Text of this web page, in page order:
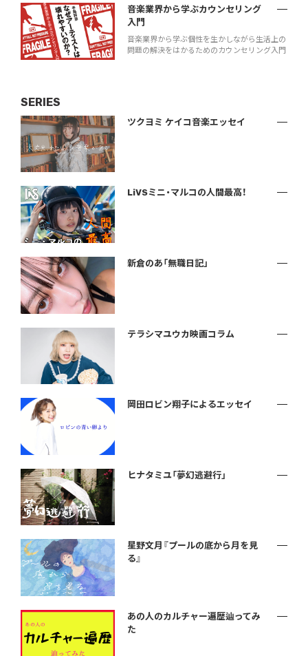
音楽業界から学ぶカウンセリング
入門
音楽業界から学ぶ個性を生かしながら生活上の
問題の解決をはかるためのカウンセリング入門
SERIES
ツクヨミ ケイコ音楽エッセイ
LiVSミニ・マルコの人間最高！
新倉のあ「無職日記」
テラシマユウカ映画コラム
岡田ロビン翔子によるエッセイ
ヒナタミユ「夢幻逃避行」
星野文月『プールの底から月を見
る』
あの人のカルチャー遍歴辿ってみ
た